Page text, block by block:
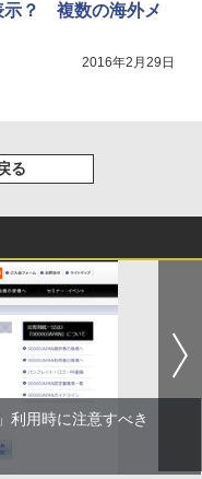
示？ 複数の海外メ
2016年2月29日
る
利用時に注意すべき